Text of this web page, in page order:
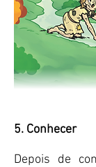
5. Conhecer
Depois de